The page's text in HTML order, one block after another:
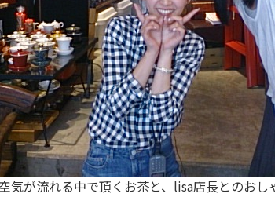
気が流れる中で頂くお茶と、lisa店長とのお